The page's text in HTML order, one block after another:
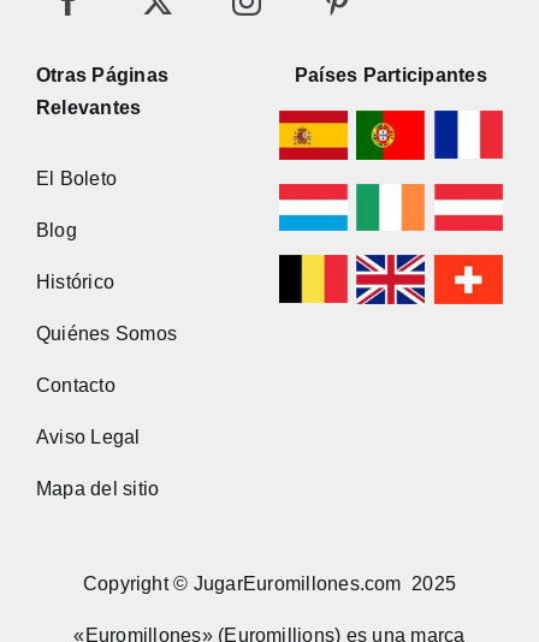
Otras Páginas
Relevantes
El Boleto
Blog
Histórico
Quiénes Somos
Contacto
Aviso Legal
Mapa del sitio
Países Participantes
Copyright © JugarEuromillones.com 2025
«Euromillones» (Euromillions) es una marca